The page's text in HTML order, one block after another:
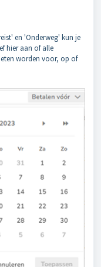
en 'Onderweg' kun je
hier aan of alle
worden voor, op of